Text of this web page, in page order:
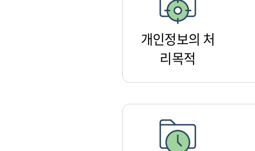
개인정보의 처
리목적